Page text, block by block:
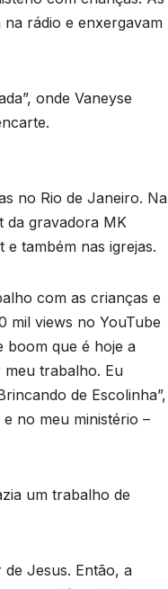
rádio e enxergavam
onde Vaneyse
no Rio de Janeiro. Na
da gravadora MK
também nas igrejas.
com as crianças e
mil views no YouTube
boom que é hoje a
trabalho. Eu
de Escolinha”,
no meu ministério –
um trabalho de
Jesus. Então, a